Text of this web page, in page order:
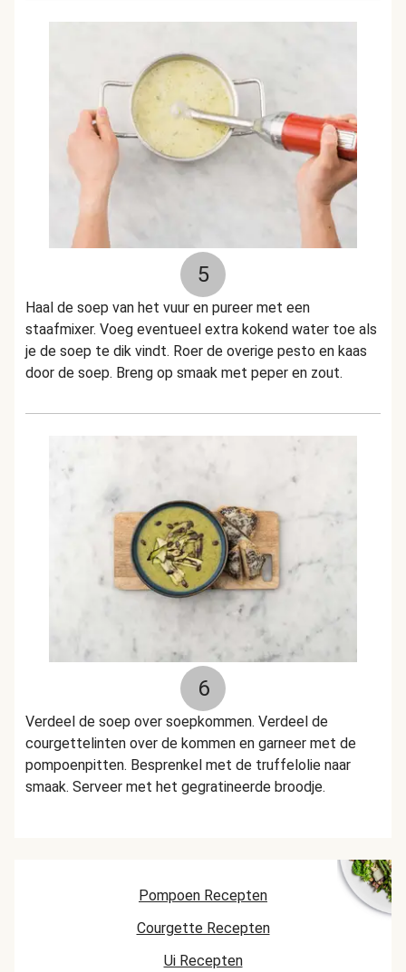
5
Haal de soep van het vuur en pureer met een
staafmixer. Voeg eventueel extra kokend water toe als
je de soep te dik vindt. Roer de overige pesto en kaas
door de soep. Breng op smaak met peper en zout.
6
Verdeel de soep over soepkommen. Verdeel de
courgettelinten over de kommen en garneer met de
pompoenpitten. Besprenkel met de truffelolie naar
smaak. Serveer met het gegratineerde broodje.
Pompoen Recepten
Courgette Recepten
Ui Recepten